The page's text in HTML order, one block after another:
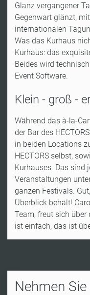
Glanz vergangener
Gegenwart glänzt,
internationalen
Was das Kurhaus
Kurhaus: das
Beides wird
Event Software.
Klein - groß -
Während das à-la-
der Bar des
in beiden Locations
HECTORS selbst,
Kurhauses. Das sind
Veranstaltungen
ganzen Festivals.
Überblick behält!
Team, freut sich
ist einfach, das ist
Nehmen